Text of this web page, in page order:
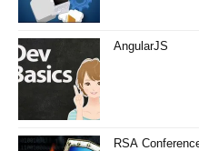
AngularJS
RSA